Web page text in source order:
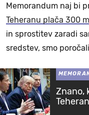
Memorandum naj bi
Teheranu plača 300
in sprostitev zaradi
sredstev, smo
Znano,